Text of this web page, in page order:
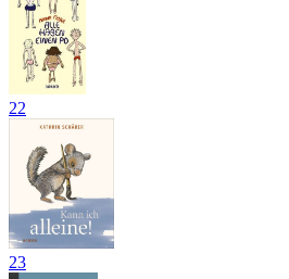
22
23